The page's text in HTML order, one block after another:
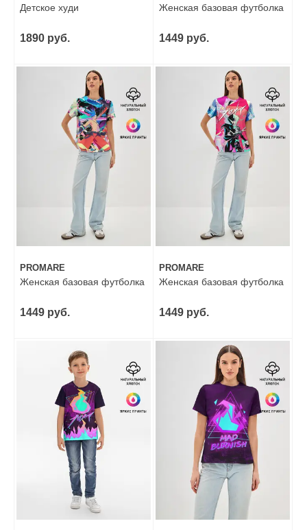
Детское худи
1890 руб.
Женская базовая футболка
1449 руб.
PROMARE
Женская базовая футболка
1449 руб.
PROMARE
Женская базовая футболка
1449 руб.